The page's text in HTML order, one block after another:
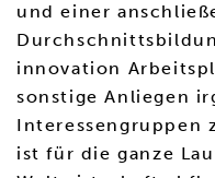
und einer
innovation
sonstige Anliegen
Interessengruppen
ist für die ganze